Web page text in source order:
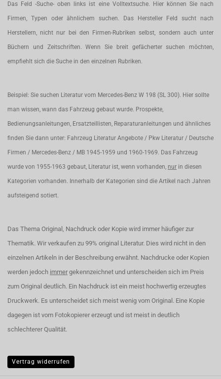
Das Feld -Suche- oben links ist eine Volltextsuche. Hier können Sie nach
Firmen, Typen oder ähnlichem suchen. Das Hersteller Feld sucht nach
Herstellern, nicht nur bei den Firmen-Rubriken selbst, sondern auch unter
Büchern und Zeitschriften. Wenn Sie breit gefächerter suchen möchten,
empfiehlt sich die Suche in den einzelnen Rubriken.
Beispiel: Sie suchen Literatur vom Mercedes-Benz W 198 (SL 300). Hier sollte
man wissen, wann das Fahrzeug gebaut wurde. Prospekte,
Bedienungsanleitungen, Ersatzteillisten, Reparaturanleitungen und ähnliches
finden Sie dann unter: Fahrzeug Literatur Angebote / Pkw Literatur / Deutsche
Firmen / Mercedes-Benz / MB 1945-1959 und 1960-1969. Das Fahrzeug
wurde von 1955-1963 gebaut, Literatur ist, wenn vorhanden, nur in diesen
Kategorien vorhanden. Innerhalb der Kategorien sind die Artikel nach Jahren
aufsteigend sotiert.
Das Thema Original, Nachdruck oder Kopie wird immer häufiger zur
Thematik. Wir verkaufen zu 99% original Literatur. Dies wird nicht in den
einzelnen Artikeln in der Beschreibung erwähnt. Nachdrucke oder Kopien
werden jedoch immer gekennzeichnet und unterscheiden sich im Preis
zum Original deutlich. Ein Nachdruck ist ein meist hochwertig erzeugtes
Druckwerk. Es unterscheidet sich meist wenig vom Original. Eine Kopie
dagegen ist vom Fotokopierer erzeugt und ist meist in deutlich
schlechterer Qualität.
Vertrag widerrufen